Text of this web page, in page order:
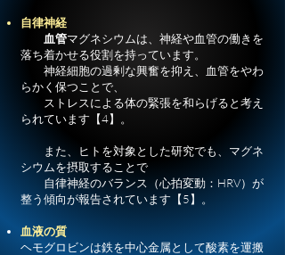
自律神経
血管マグネシウムは、神経や血管の働きを
落ち着かせる役割を持っています。
神経細胞の過剰な興奮を抑え、血管をやわ
らかく保つことで、
ストレスによる体の緊張を和らげると考え
られています【4】。
また、ヒトを対象とした研究でも、マグネ
シウムを摂取することで
自律神経のバランス（心拍変動：HRV）が
整う傾向が報告されています【5】。
血液の質
ヘモグロビンは鉄を中心金属として酸素を運搬